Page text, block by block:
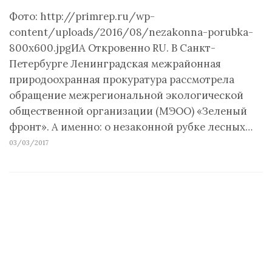
Фото: http://primrep.ru/wp-
content/uploads/2016/08/nezakonna-porubka-
800x600.jpgИА Откровенно RU. В Санкт-
Петербурге Ленинградская межрайонная
природоохранная прокуратура рассмотрела
обращение межрегиональной экологической
общественной организации (МЭОО) «Зеленый
фронт». А именно: о незаконной рубке лесных…
03/03/2017